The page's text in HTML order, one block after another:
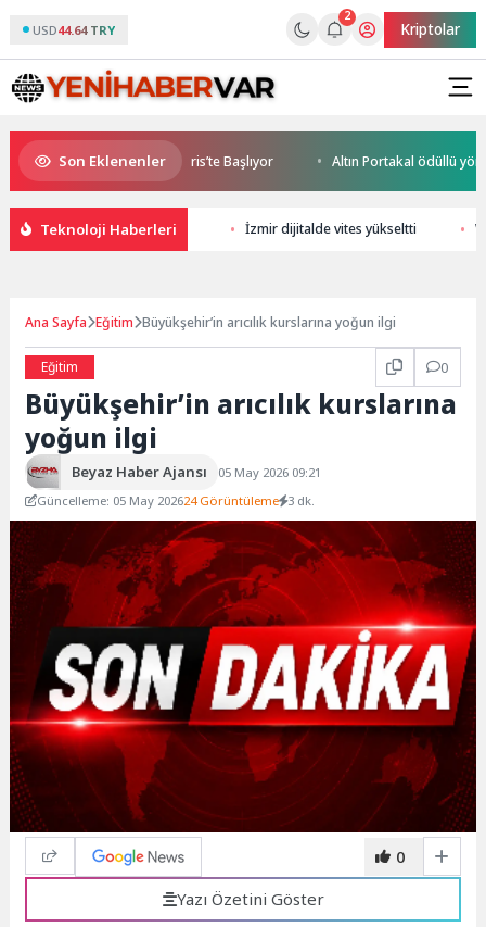
USD44.64 TRY
2
Kriptolar
Son Eklenenler
World Cup Heyecanı Paris’te Başlıyor Altın Portakal ödüllü
Teknoloji Haberleri İzmir dijitalde vites yükseltti
Ana Sayfa Eğitim Büyükşehir’in arıcılık kurslarına yoğun ilgi
Eğitim 0
Büyükşehir’in arıcılık kurslarına
yoğun ilgi
Beyaz Haber Ajansı
05 May 2026 09:21
Güncelleme: 05 May 202624 Görüntüleme 3 dk.
0
Yazı Özetini Göster